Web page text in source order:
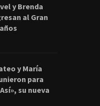
y Brenda
al Gran
y María
para
su nueva